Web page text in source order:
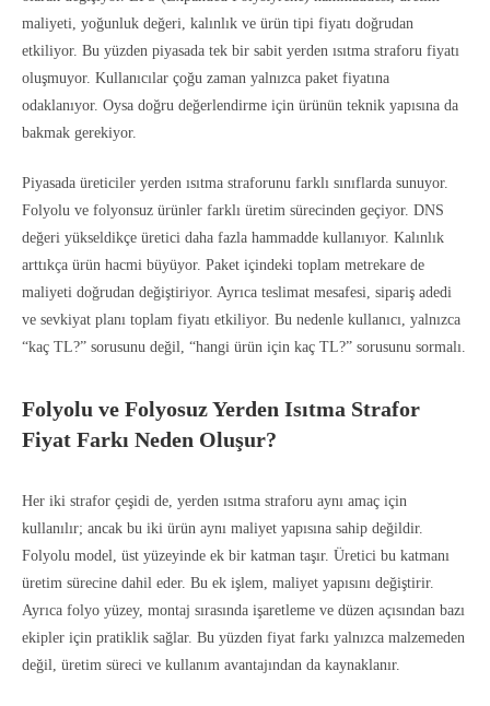
maliyeti, yoğunluk değeri, kalınlık ve ürün tipi fiyatı doğrudan
etkiliyor. Bu yüzden piyasada tek bir sabit yerden ısıtma straforu fiyatı
oluşmuyor. Kullanıcılar çoğu zaman yalnızca paket fiyatına
odaklanıyor. Oysa doğru değerlendirme için ürünün teknik yapısına da
bakmak gerekiyor.
Piyasada üreticiler yerden ısıtma straforunu farklı sınıflarda sunuyor.
Folyolu ve folyonsuz ürünler farklı üretim sürecinden geçiyor. DNS
değeri yükseldikçe üretici daha fazla hammadde kullanıyor. Kalınlık
arttıkça ürün hacmi büyüyor. Paket içindeki toplam metrekare de
maliyeti doğrudan değiştiriyor. Ayrıca teslimat mesafesi, sipariş adedi
ve sevkiyat planı toplam fiyatı etkiliyor. Bu nedenle kullanıcı, yalnızca
“kaç TL?” sorusunu değil, “hangi ürün için kaç TL?” sorusunu sormalı.
Folyolu ve Folyosuz Yerden Isıtma Strafor
Fiyat Farkı Neden Oluşur?
Her iki strafor çeşidi de, yerden ısıtma straforu aynı amaç için
kullanılır; ancak bu iki ürün aynı maliyet yapısına sahip değildir.
Folyolu model, üst yüzeyinde ek bir katman taşır. Üretici bu katmanı
üretim sürecine dahil eder. Bu ek işlem, maliyet yapısını değiştirir.
Ayrıca folyo yüzey, montaj sırasında işaretleme ve düzen açısından bazı
ekipler için pratiklik sağlar. Bu yüzden fiyat farkı yalnızca malzemeden
değil, üretim süreci ve kullanım avantajından da kaynaklanır.